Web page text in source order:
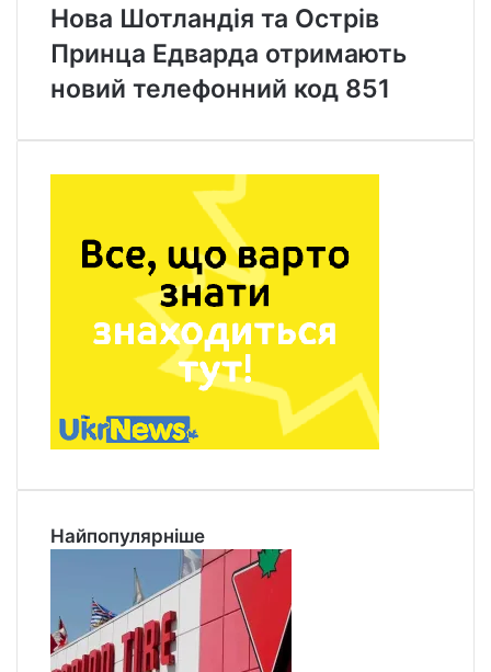
Нова Шотландія та Острів
Принца Едварда отримають
новий телефонний код 851
Найпопулярніше